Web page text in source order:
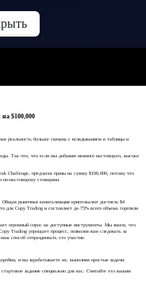
$100,000
реальность больше связана с вглядыванием в таблицы и
Так что, что если мы добавим немного настоящего, высоко
Challenge, предлагая призы на сумму $100,000, потому что
по-настоящему стоящими.
рыночная капитализация криптовалют достигла $4
для Copy Trading и составляет до 75% всего объема торговли
огромный спрос на доступные инструменты. Мы знаем, что
Trading упрощает процесс, позволяя вам следовать за
способ отпраздновать это участие.
и вы зарабатываете их, выполняя простые задачи:
задание специально для вас. Считайте это вашим